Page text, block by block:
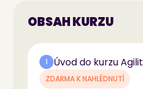
OBSAH KURZU
1 Úvod do kurzu
ZDARMA K NAHLÉDNUTÍ